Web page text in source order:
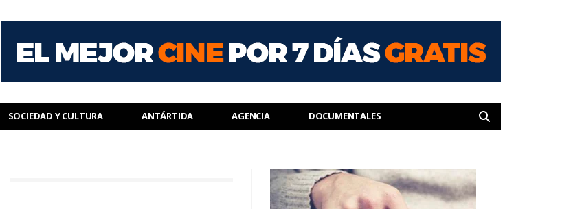
SOCIEDAD Y CULTURA ANTÁRTIDA AGENCIA DOCUMENTALES